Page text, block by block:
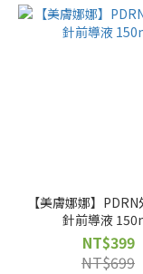
【美膚娜娜】
針前導液
NT$399
NT$699